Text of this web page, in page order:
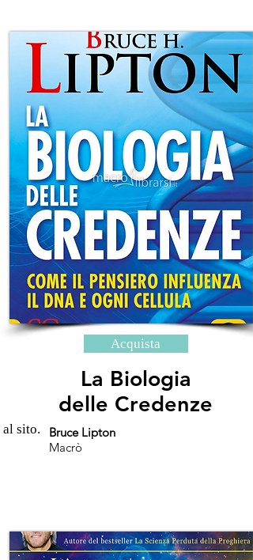
Acquista
La Biologia
delle Credenze
Bruce Lipton
Macrò
al sito.